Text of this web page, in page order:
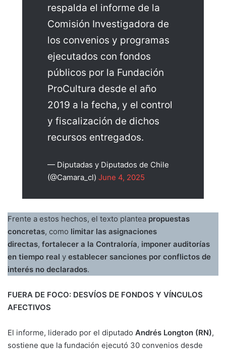
respalda el informe de la
Comisión Investigadora de
los convenios y programas
ejecutados con fondos
públicos por la Fundación
ProCultura desde el año
2019 a la fecha, y el control
y fiscalización de dichos
recursos entregados.
— Diputadas y Diputados de Chile
(@Camara_cl) June 4, 2025
Frente a estos hechos, el texto plantea propuestas
concretas, como limitar las asignaciones
directas, fortalecer a la Contraloría, imponer auditorías
en tiempo real y establecer sanciones por conflictos de
interés no declarados.
FUERA DE FOCO: DESVÍOS DE FONDOS Y VÍNCULOS
AFECTIVOS
El informe, liderado por el diputado Andrés Longton (RN),
sostiene que la fundación ejecutó 30 convenios desde